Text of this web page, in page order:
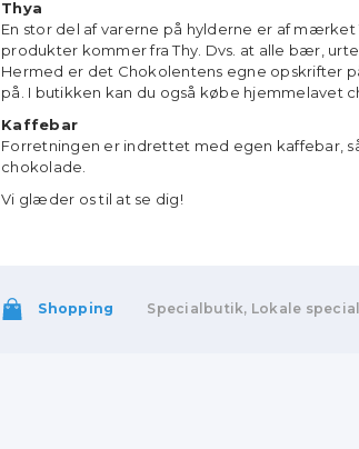
Thya
En stor del af varerne på hylderne er af
produkter kommer fra Thy. Dvs. at alle bær,
Hermed er det Chokolentens egne opskrifter
på. I butikken kan du også købe hjemmelavet
Kaffebar
Forretningen er indrettet med egen kaffebar,
chokolade.
Vi glæder os til at se dig!
Shopping Specialbutik, Lokale